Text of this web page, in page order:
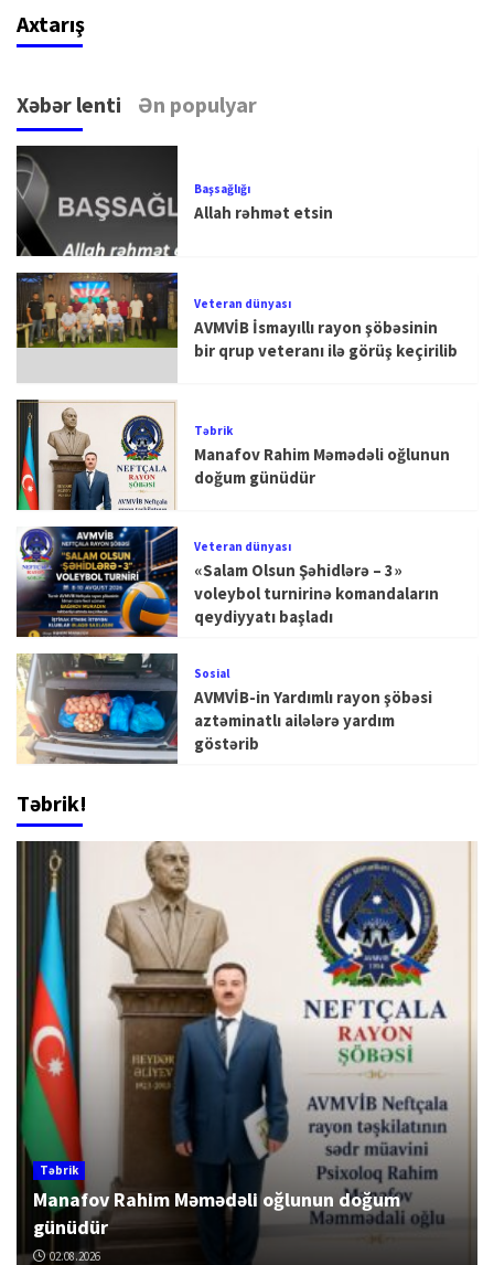
Axtarış
Xəbər lenti Ən populyar
Başsağlığı
Allah rəhmət etsin
Veteran dünyası
AVMVİB İsmayıllı rayon şöbəsinin
bir qrup veteranı ilə görüş keçirilib
Təbrik
Manafov Rahim Məmədəli oğlunun
doğum günüdür
Veteran dünyası
«Salam Olsun Şəhidlərə – 3»
voleybol turnirinə komandaların
qeydiyyatı başladı
Sosial
AVMVİB-in Yardımlı rayon şöbəsi
aztəminatlı ailələrə yardım
göstərib
Təbrik!
Təbrik
Manafov Rahim Məmədəli oğlunun doğum
günüdür
02.08.2026